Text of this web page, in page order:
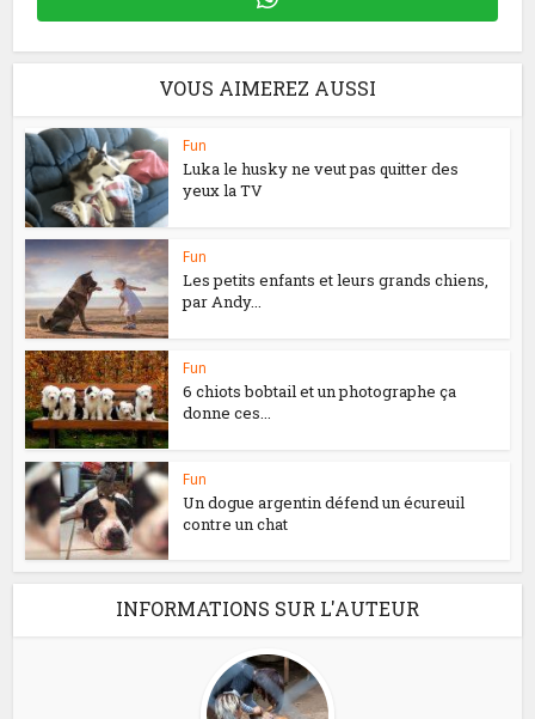
VOUS AIMEREZ AUSSI
Fun
Luka le husky ne veut pas quitter des
yeux la TV
Fun
Les petits enfants et leurs grands chiens,
par Andy...
Fun
6 chiots bobtail et un photographe ça
donne ces...
Fun
Un dogue argentin défend un écureuil
contre un chat
INFORMATIONS SUR L'AUTEUR